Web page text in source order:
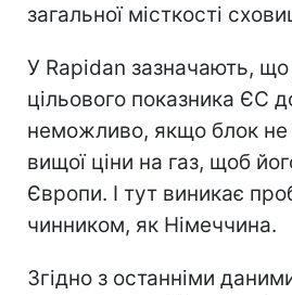
загальної місткості
У Rapidan зазначають, що
цільового показника ЄС
неможливо, якщо блок не
вищої ціни на газ, щоб
Європи. І тут виникає
чинником, як Німеччина.
Згідно з останніми